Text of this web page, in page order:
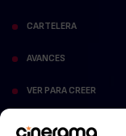
CARTELERA
AVANCES
VER PARA CREER